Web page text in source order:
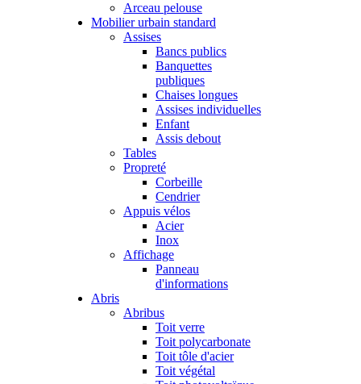
Arceau pelouse
Mobilier urbain standard
Assises
Bancs publics
Banquettes
publiques
Chaises longues
Assises individuelles
Enfant
Assis debout
Tables
Propreté
Corbeille
Cendrier
Appuis vélos
Acier
Inox
Affichage
Panneau
d'informations
Abris
Abribus
Toit verre
Toit polycarbonate
Toit tôle d'acier
Toit végétal